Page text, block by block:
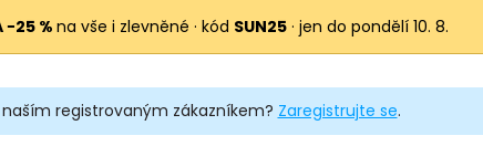
−25 % na vše i zlevněné · kód SUN25 · jen do pondělí 10. 8.
registrovaným zákazníkem? Zaregistrujte se.